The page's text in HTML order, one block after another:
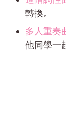
轉換。
多人重奏
他同學一